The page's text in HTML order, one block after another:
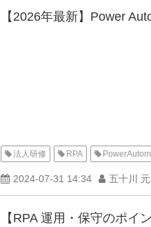
【2026年最新】Power
法人研修 RPA
2024-07-31 14:34 五十川
【RPA 運用・保守のポイ